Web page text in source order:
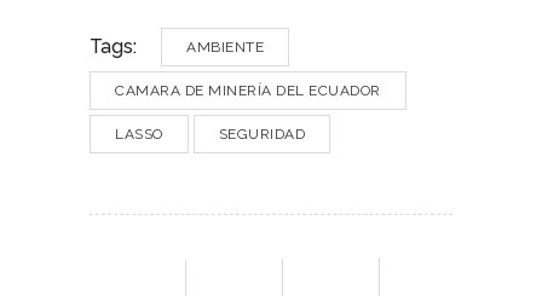
Tags: AMBIENTE
CAMARA DE MINERÍA DEL ECUADOR
LASSO SEGURIDAD